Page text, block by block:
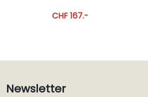
CHF 167.-
Newsletter